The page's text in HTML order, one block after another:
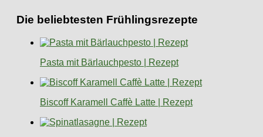
Die beliebtesten Frühlingsrezepte
Pasta mit Bärlauchpesto | Rezept
Biscoff Karamell Caffè Latte | Rezept